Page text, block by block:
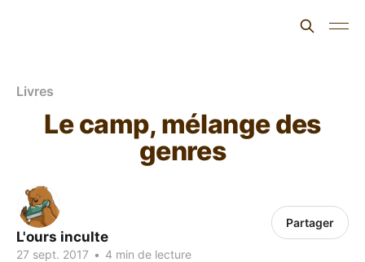
Livres
Le camp, mélange des
genres
L'ours inculte
27 sept. 2017 • 4 min de lecture
Partager